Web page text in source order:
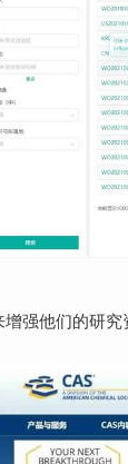
强他们的研